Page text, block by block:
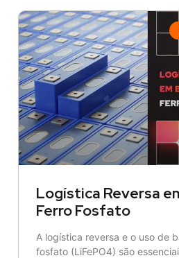
Logística Reversa
Ferro Fosfato
A logística reversa e o uso de
fosfato (LiFePO4) são